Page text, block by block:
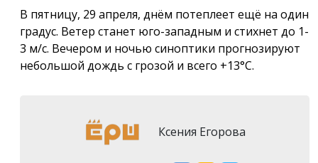
В пятницу, 29 апреля, днём потеплеет ещё на один
градус. Ветер станет юго-западным и стихнет до 1-
3 м/с. Вечером и ночью синоптики прогнозируют
небольшой дождь с грозой и всего +13°С.
Ксения Егорова